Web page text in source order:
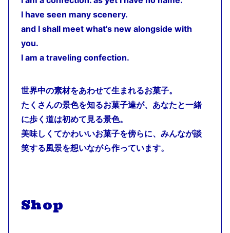
I have seen many scenery.
and I shall meet what's new alongside with
you.
I am a traveling confection.
世界中の素材をあわせて生まれるお菓子。
たくさんの景色を知るお菓子達が、あなたと一緒
に歩く道は初めて見る景色。
美味しくてかわいいお菓子を傍らに、みんなが談
笑する風景を想いながら作っています。
Shop